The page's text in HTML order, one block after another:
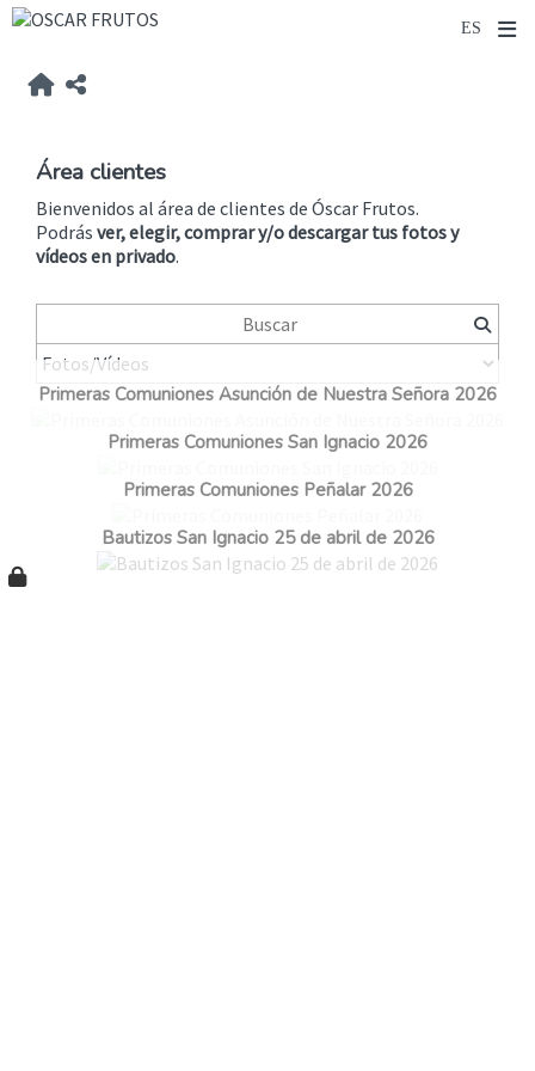
Área clientes
Bienvenidos al área de clientes de Óscar Frutos.
Podrás ver, elegir, comprar y/o descargar tus fotos y
vídeosen privado.
Primeras Comuniones Asunción de Nuestra Señora 2026
Primeras Comuniones San Ignacio 2026
Primeras Comuniones Peñalar 2026
Bautizos San Ignacio 25 de abril de 2026